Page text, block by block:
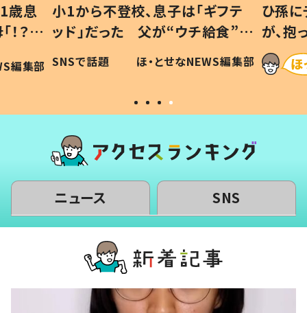
歳息
？」
編集部
小1から不登校、息子は「ギフテ
ッド」だった 父が“ウチ給食”を
作り続ける理由とは #令和の親
#令和の子
SNSで話題 ほ・とせなNEWS編集部
ひ孫
が、
「涙が
い」
ニュース SNS